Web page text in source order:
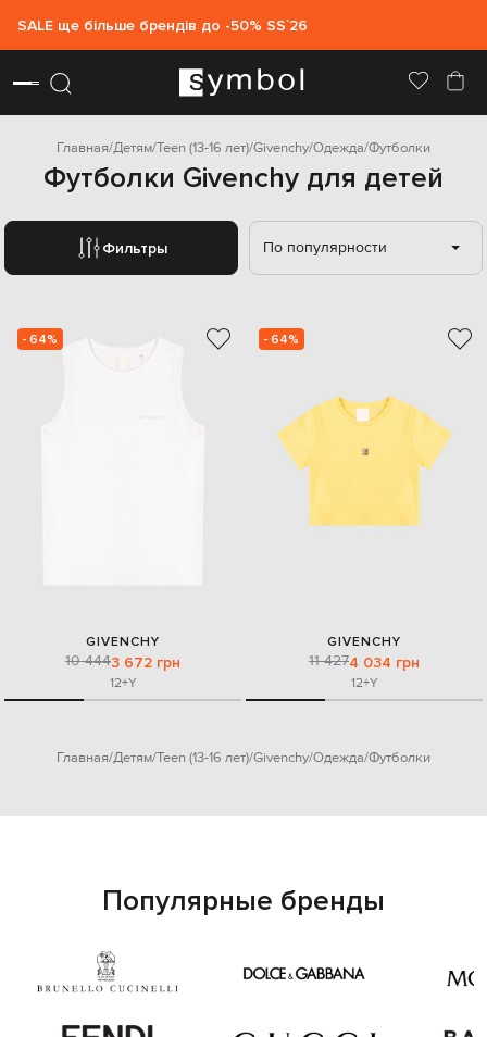
SALE ще більше брендів до -50% SS`26
Главная Детям Teen (13-16 лет) Givenchy Одежда Футболки
Футболки Givenchy для детей
Фильтры По популярности
- 64%
GIVENCHY
10 4443 672 грн
12+Y
- 64%
GIVENCHY
11 4274 034 грн
12+Y
Главная Детям Teen (13-16 лет) Givenchy Одежда Футболки
Популярные бренды